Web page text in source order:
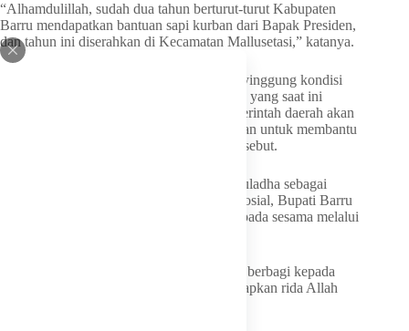
“Alhamdulillah, sudah dua tahun berturut-turut Kabupaten
Barru mendapatkan bantuan sapi kurban dari Bapak Presiden,
dan tahun ini diserahkan di Kecamatan Mallusetasi,” katanya.
Dalam kesempatan itu, Andi Ina juga menyinggung kondisi
akses transportasi menuju Nepo dan Pakka yang saat ini
mengalami gangguan. Ia memastikan pemerintah daerah akan
berupaya menghadirkan dukungan anggaran untuk membantu
perbaikan infrastruktur jalan di wilayah tersebut.
Selain mengajak masyarakat memaknai Iduladha sebagai
momentum pengorbanan dan kepedulian sosial, Bupati Barru
juga mengingatkan pentingnya berbagi kepada sesama melalui
“Bagi yang mampu, mari berkurban untuk berbagi kepada
masyarakat kita dan semata-mata mengharapkan rida Allah